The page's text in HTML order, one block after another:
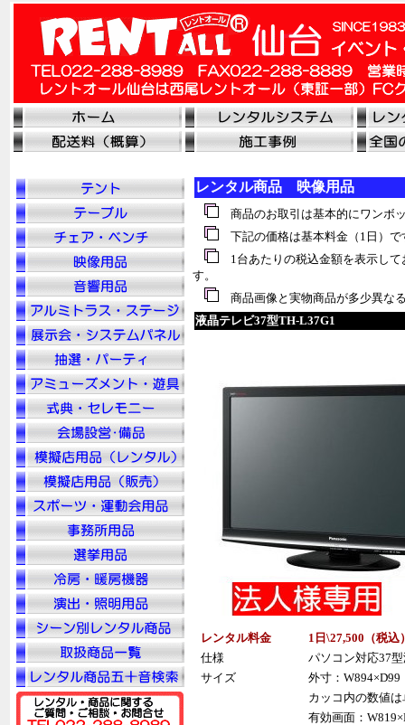
レンタル商品 映像用品
商品のお取引は基本的にワンボ
下記の価格は基本料金（1日）
1台あたりの税込金額を表示して
す。
商品画像と実物商品が多少異な
液晶テレビ37型TH-L37G1
レンタル料金 1日\27,500（税込
仕様
パソコン対応37
サイズ
外寸：W894×D99
カッコ内の数値
有効画面：